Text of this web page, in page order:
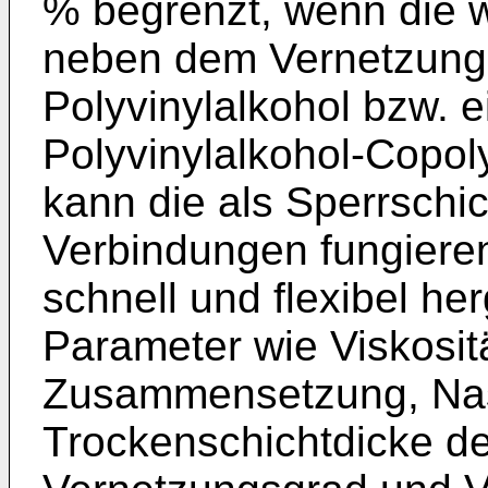
% begrenzt, wenn die
neben dem
Polyvinylalkohol bzw.
Polyvinylalkohol-
kann die als
Verbindungen
schnell und flexibel
Parameter wie
Zusammensetzung,
Trockenschichtdicke